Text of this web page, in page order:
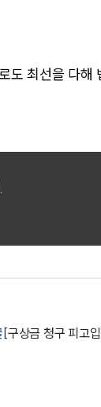
법률
업
손해배상 ·
도 최선을 다해